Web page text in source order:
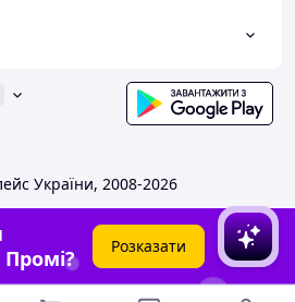
України, 2008-2026
Розказати